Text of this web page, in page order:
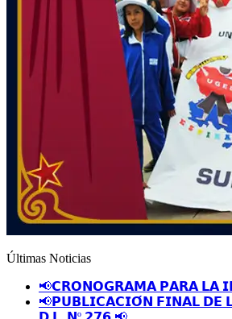
Últimas Noticias
📢𝗖𝗥𝗢𝗡𝗢𝗚𝗥𝗔𝗠𝗔 𝗣𝗔𝗥𝗔 𝗟𝗔
📢𝗣𝗨𝗕𝗟𝗜𝗖𝗔𝗖𝗜𝗢́𝗡 𝗙𝗜𝗡𝗔𝗟